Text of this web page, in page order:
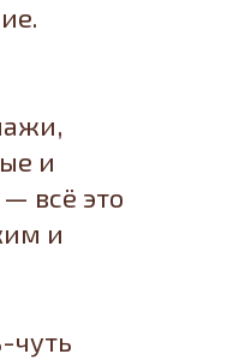
и
всё это
и
чуть